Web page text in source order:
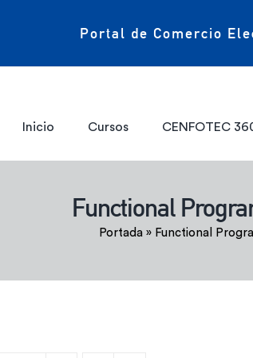
Portal de Comercio
Inicio Cursos CENFOTEC
Functional
Portada» Functional